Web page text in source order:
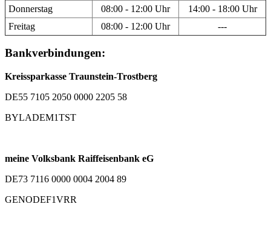
Donnerstag 08:00 - 12:00 Uhr
14:00 - 18:00 Uhr
Freitag
08:00 - 12:00 Uhr ---
Bankverbindungen:
Kreissparkasse Traunstein-Trostberg
DE55 7105 2050 0000 2205 58
BYLADEM1TST
meine Volksbank Raiffeisenbank eG
DE73 7116 0000 0004 2004 89
GENODEF1VRR